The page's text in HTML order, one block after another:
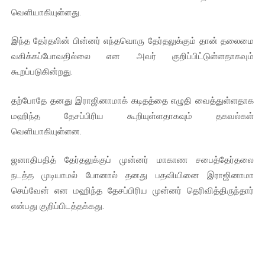
இளையராஜா – கமல் அவசர சந்திப்பு (படங்கள், விடியோ)
ஜனாதிபதி ஐக்கிய நாடுகளின் பொதுச் சபை கூட்டத்தில் இன்று
32 CM விநோத கன்றுக்குட்டி! (வீடியோ)
வலிமை தான் அஜித் திரைப்பயணத்திலே அதிக காலெக்ஷன் செய்த
அல்வா கொடுக்கின்றது இலங்கை!
வெளியாகியுள்ளது.
இந்த தேர்தலின் பின்னர் எந்தவொரு தேர்தலுக்கும் தான் தலைமை
வகிக்கப்போவதில்லை என அவர் குறிப்பிட்டுள்ளதாகவும்
கூறப்படுகின்றது.
தற்போதே தனது இராஜினாமாக் கடிதத்தை எழுதி வைத்துள்ளதாக
மஹிந்த தேசப்பிரிய கூறியுள்ளதாகவும் தகவல்கள்
வெளியாகியுள்ளன.
ஜனாதிபதித் தேர்தலுக்குப் முன்னர் மாகாண சபைத்தேர்தலை
நடத்த முடியாமல் போனால் தனது பதவியினை இராஜினாமா
செய்வேன் என மஹிந்த தேசப்பிரிய முன்னர் தெரிவித்திருந்தார்
என்பது குறிப்பிடத்தக்கது.